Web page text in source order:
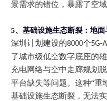
景需求的错位，暴露了空
5、基础设施生态断裂：地
深圳计划建设的8000个5G-A
了城市级低空数字底座的
充电网络与空中走廊规划脱
平台缺失等问题。这种“重
基础设施生态断裂，无法